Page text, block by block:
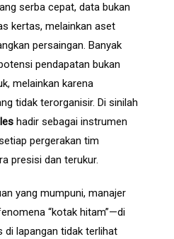
serba cepat, data bukan
kertas, melainkan aset
persaingan. Banyak
pendapatan bukan
melainkan karena
tidak terorganisir. Di sinilah
hadir sebagai instrumen
pergerakan tim
presisi dan terukur.
yang mumpuni, manajer
“kotak hitam”—di
lapangan tidak terlihat